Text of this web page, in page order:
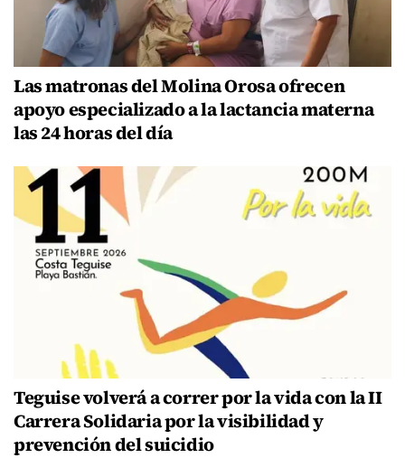
Las matronas del Molina Orosa ofrecen
apoyo especializado a la lactancia materna
las 24 horas del día
Teguise volverá a correr por la vida con la II
Carrera Solidaria por la visibilidad y
prevención del suicidio